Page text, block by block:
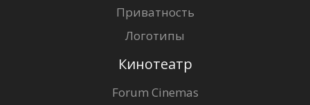
Приватность
Логотипы
Кинотеатр
Forum Cinemas